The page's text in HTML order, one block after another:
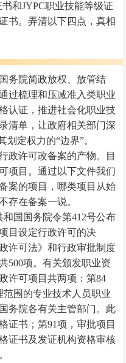
和JYPC职业技能等级证
书。弄清以下四点，真相
务院简政放权、放管结
过梳理和压减准入类职业
认证，推进社会化职业技
清单，让政府相关部门深
划定权力的“边界”。
政许可改备案的产物。目
项目。通过以下文件我们
案的项目，哪类项目从始
存在备案一说。
和国国务院令第412号公布
目设定行政许可的决
许可法》和行政审批制度
500项。有关颁发职业资
许可项目共两项：第84
围的专业技术人员职业
务院各有关主管部门。此
证书；第91项，审批项目
证书及发证机构资格审核